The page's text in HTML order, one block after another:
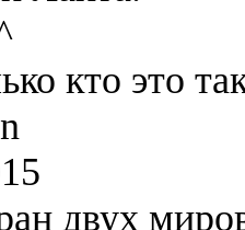
кто это
двух